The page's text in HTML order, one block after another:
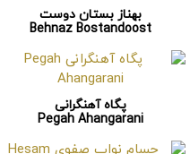
بهناز بستان دوست
Behnaz Bostandoost
پگاه آهنگرانی
Pegah Ahangarani